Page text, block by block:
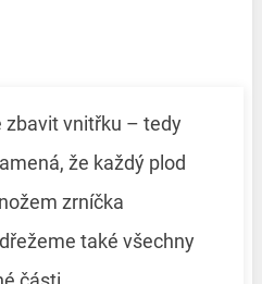
zbavit vnitřku – tedy
že každý plod
zrníčka
také všechny